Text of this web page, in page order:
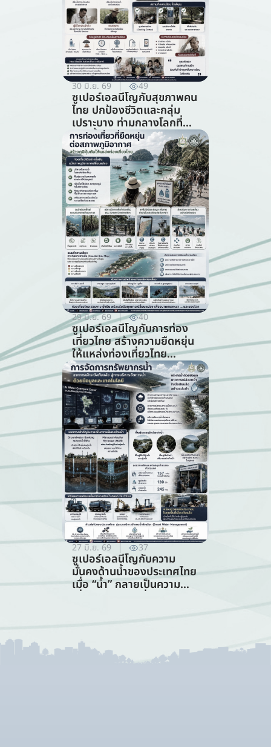
30 มิ.ย. 69 49
ซูเปอร์เอลนีโญกับสุขภาพคน
ไทย ปกป้องชีวิตและกลุ่ม
เปราะบาง ท่ามกลางโลกที่
ร้อนขึ้น (สาขาสาธารณสุข)
29 มิ.ย. 69 40
ซูเปอร์เอลนีโญกับการท่อง
เที่ยวไทย สร้างความยืดหยุ่น
ให้แหล่งท่องเที่ยวไทย
ท่ามกลางความท้าทายจาก
สภาพภูมิอากาศ (สาขาการ
ท่องเที่ยว)
27 มิ.ย. 69 37
ซูเปอร์เอลนีโญกับความ
มั่นคงด้านน้ำของประเทศไทย
เมื่อ “น้ำ” กลายเป็นความ